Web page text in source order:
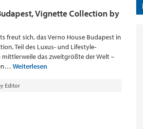
Vignette Collection by
freut sich, das Verno House Budapest in
Teil des Luxus- und Lifestyle-
mittlerweile das zweitgrößte der Welt –
Weiterlesen
Editor